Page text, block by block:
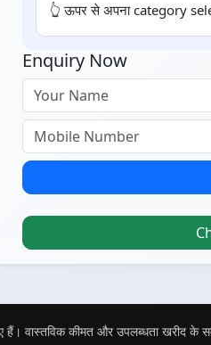
👆 ऊपर से अपना category
Enquiry Now
हैं। वास्तविक कीमत और उपलब्धता खरीद के